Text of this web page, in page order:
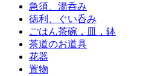
急須、湯呑み
徳利、ぐい呑み
ごはん茶碗，皿，鉢
茶道のお道具
花器
置物